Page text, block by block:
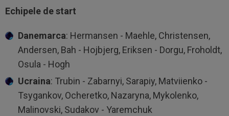
Echipele de start
Danemarca: Hermansen - Maehle, Christensen,
Andersen, Bah - Hojbjerg, Eriksen - Dorgu, Froholdt,
Osula - Hogh
Ucraina: Trubin - Zabarnyi, Sarapiy, Matviienko -
Tsygankov, Ocheretko, Nazaryna, Mykolenko,
Malinovski, Sudakov - Yaremchuk